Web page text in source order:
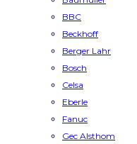
BBC
Beckhoff
Berger Lahr
Bosch
Celsa
Eberle
Fanuc
Gec Alsthom